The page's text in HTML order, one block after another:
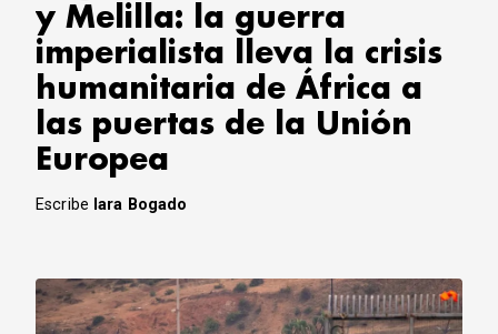
y Melilla: la guerra
imperialista lleva la crisis
humanitaria de África a
las puertas de la Unión
Europea
Escribe Iara Bogado